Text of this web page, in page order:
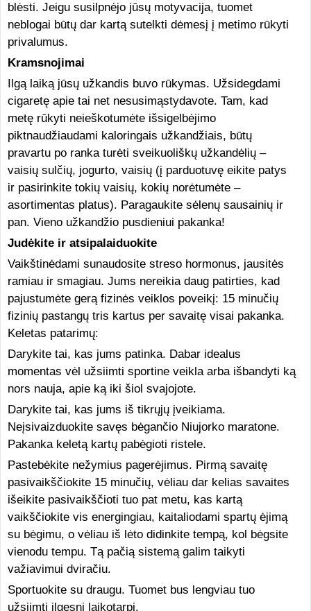
blėsti. Jeigu susilpnėjo jūsų motyvacija, tuomet
neblogai būtų dar kartą sutelkti dėmesį į metimo rūkyti
privalumus.
Kramsnojimai
Ilgą laiką jūsų užkandis buvo rūkymas. Užsidegdami
cigaretę apie tai net nesusimąstydavote. Tam, kad
metę rūkyti neieškotumėte išsigelbėjimo
piktnaudžiaudami kaloringais užkandžiais, būtų
pravartu po ranka turėti sveikuoliškų užkandėlių –
vaisių sulčių, jogurto, vaisių (į parduotuvę eikite patys
ir pasirinkite tokių vaisių, kokių norėtumėte –
asortimentas platus). Paragaukite sėlenų sausainių ir
pan. Vieno užkandžio pusdieniui pakanka!
Judėkite ir atsipalaiduokite
Vaikštinėdami sunaudosite streso hormonus, jausitės
ramiau ir smagiau. Jums nereikia daug patirties, kad
pajustumėte gerą fizinės veiklos poveikį: 15 minučių
fizinių pastangų tris kartus per savaitę visai pakanka.
Keletas patarimų:
Darykite tai, kas jums patinka. Dabar idealus
momentas vėl užsiimti sportine veikla arba išbandyti ką
nors nauja, apie ką iki šiol svajojote.
Darykite tai, kas jums iš tikrųjų įveikiama.
Neįsivaizduokite savęs bėgančio Niujorko maratone.
Pakanka keletą kartų pabėgioti ristele.
Pastebėkite nežymius pagerėjimus. Pirmą savaitę
pasivaikščiokite 15 minučių, vėliau dar kelias savaites
išeikite pasivaikščioti tuo pat metu, kas kartą
vaikščiokite vis energingiau, kaitaliodami spartų ėjimą
su bėgimu, o vėliau iš lėto didinkite tempą, kol bėgsite
vienodu tempu. Tą pačią sistemą galim taikyti
važiavimui dviračiu.
Sportuokite su draugu. Tuomet bus lengviau tuo
užsiimti ilgesnį laikotarpį.